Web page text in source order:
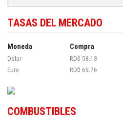
TASAS DEL MERCADO
Moneda Compra
Dólar RD$ 58.13
Euro
RD$ 66.76
COMBUSTIBLES